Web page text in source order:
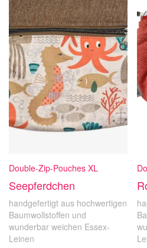
Double-Zip-Pouches XL
Seepferdchen
handgefertigt aus hochwertigen
Baumwollstoffen und
wunderbar weichen Essex-
Leinen